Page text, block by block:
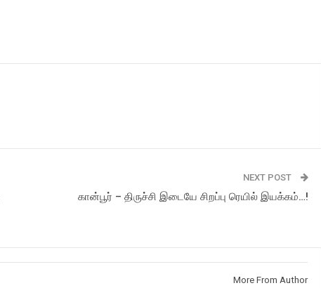
NEXT POST
கான்பூர் – திருச்சி இடையே சிறப்பு ரெயில் இயக்கம்…!
More From Author